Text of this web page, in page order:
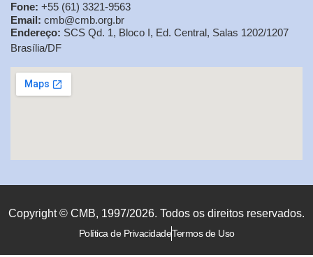
Fone: +55 (61) 3321-9563
Email: cmb@cmb.org.br
Endereço: SCS Qd. 1, Bloco I, Ed. Central, Salas 1202/1207
Brasília/DF
Copyright © CMB, 1997/2026. Todos os direitos reservados.
Política de PrivacidadeTermos de Uso